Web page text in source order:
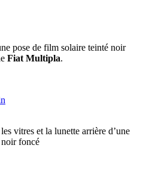
pose de film solaire teinté noir
Fiat Multipla.
vitres et la lunette arrière d’une
noir foncé